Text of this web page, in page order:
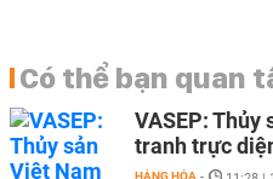
Có thể bạn quan
VASEP: Thủy
tranh trực
HÀNG HÓA